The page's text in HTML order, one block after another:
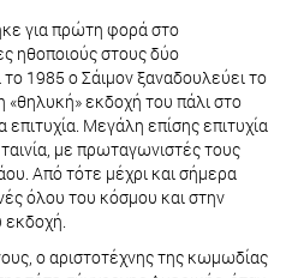
για πρώτη φορά στο
ηθοποιούς στους δύο
1985 ο Σάιμον ξαναδουλεύει το
«θηλυκή» εκδοχή του πάλι στο
Μεγάλη επίσης επιτυχία
με πρωταγωνιστές τους
Από τότε μέχρι και σήμερα
όλου του κόσμου και στην
εκδοχή.
ο αριστοτέχνης της κωμωδίας